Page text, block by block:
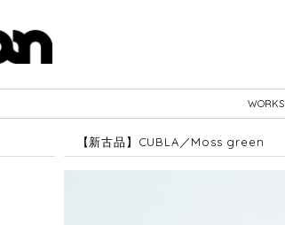
WORKS
【新古品】CUBLA／Moss green